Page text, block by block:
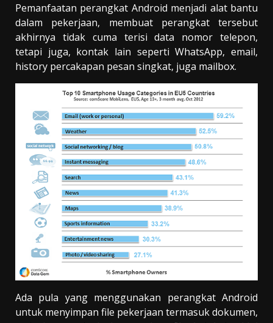
Pemanfaatan perangkat Android menjadi alat bantu
dalam pekerjaan, membuat perangkat tersebut
akhirnya tidak cuma terisi data nomor telepon,
tetapi juga, kontak lain seperti WhatsApp, email,
history percakapan pesan singkat, juga mailbox.
Ada pula yang menggunakan perangkat Android
untuk menyimpan file pekerjaan termasuk dokumen,